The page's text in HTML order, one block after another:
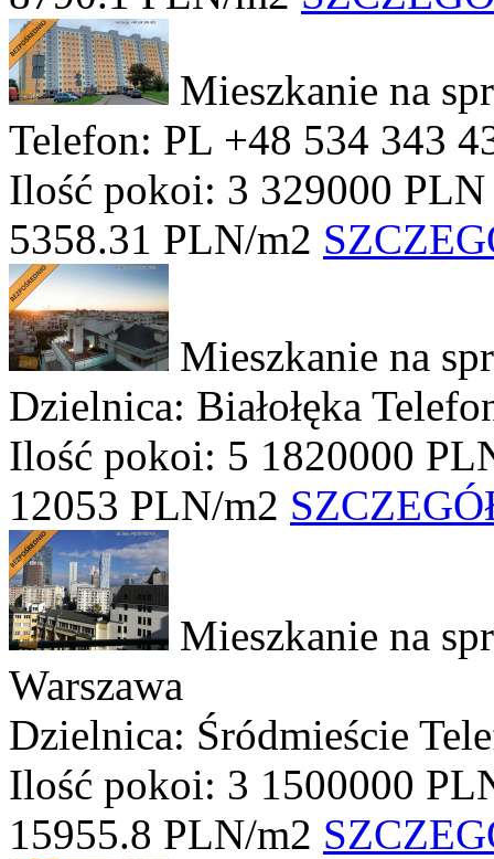
Mieszkanie na
Telefon: PL +48 534 343
Ilość pokoi: 3 329000 PLN
5358.31 PLN/m2
Mieszkanie na
Dzielnica: Białołęka
Ilość pokoi: 5 1820000
12053 PLN/m2
Mieszkanie na
Warszawa
Dzielnica: Śródmieście
Ilość pokoi: 3 1500000
15955.8 PLN/m2